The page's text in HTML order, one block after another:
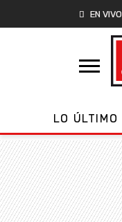
EN VIVO
LO ÚLTIMO